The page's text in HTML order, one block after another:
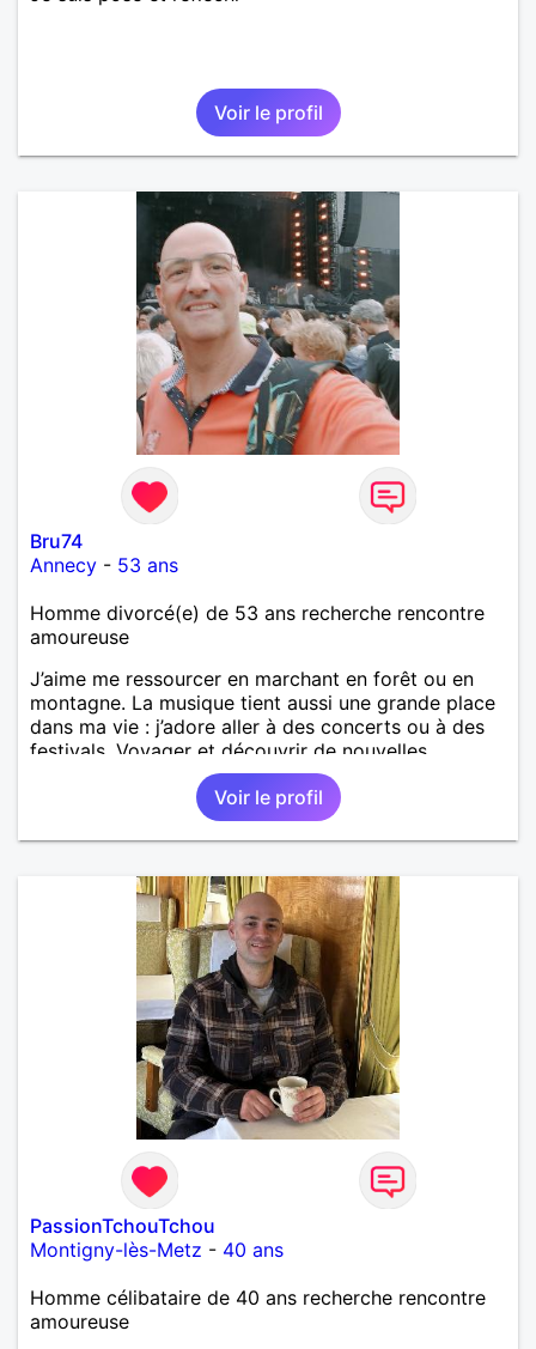
Voir le profil
Bru74
Annecy - 53 ans
Homme divorcé(e) de 53 ans recherche rencontre
amoureuse
J’aime me ressourcer en marchant en forêt ou en
montagne. La musique tient aussi une grande place
dans ma vie : j’adore aller à des concerts ou à des
festivals. Voyager et découvrir de nouvelles
cultures, c’est ce qui m’inspire le plus. J’aimerais
rencontrer quelqu’un avec qui partager ces
moments simples et sincères.
Voir le profil
PassionTchouTchou
Montigny-lès-Metz - 40 ans
Homme célibataire de 40 ans recherche rencontre
amoureuse